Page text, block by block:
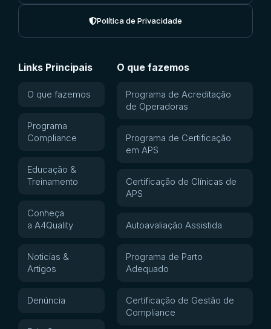
Política de Privacidade
Links Principais
O que fazemos
Programa
Compliance
Educação &
Treinamento
Conheça
a A4Quality
Noticias &
Artigos
Denúncia
O que fazemos
Programa de Acreditação
de Operadoras
Programa de Certificação
em APS
Certificação de Clínicas de
APS
Autoavaliação Assistida
Programa de Parto
Adequado
Certificação de Gestão de
Compliance